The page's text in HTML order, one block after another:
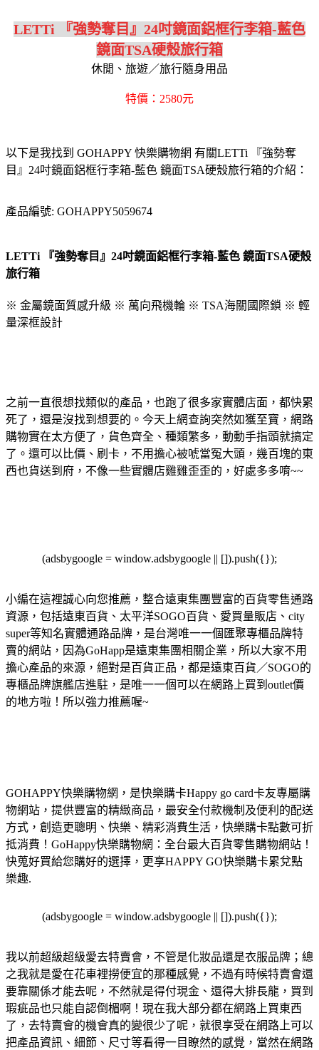
LETTi 『強勢奪目』24吋鏡面鋁框行李箱-藍色
鏡面TSA硬殼旅行箱
休閒、旅遊／旅行隨身用品
特價：2580元
以下是我找到 GOHAPPY 快樂購物網 有關LETTi 『強勢奪
目』24吋鏡面鋁框行李箱-藍色 鏡面TSA硬殼旅行箱的介紹：
產品編號: GOHAPPY5059674
LETTi 『強勢奪目』24吋鏡面鋁框行李箱-藍色 鏡面TSA硬殼
旅行箱
※ 金屬鏡面質感升級 ※ 萬向飛機輪 ※ TSA海關國際鎖 ※ 輕
量深框設計
之前一直很想找類似的產品，也跑了很多家實體店面，都快累
死了，還是沒找到想要的。今天上網查詢突然如獲至寶，網路
購物實在太方便了，貨色齊全、種類繁多，動動手指頭就搞定
了。還可以比價、刷卡，不用擔心被唬當冤大頭，幾百塊的東
西也貨送到府，不像一些實體店雞雞歪歪的，好處多多唷~~
(adsbygoogle = window.adsbygoogle || []).push({});
小編在這裡誠心向您推薦，整合遠東集團豐富的百貨零售通路
資源，包括遠東百貨、太平洋SOGO百貨、愛買量販店、city
super等知名實體通路品牌，是台灣唯一一個匯聚專櫃品牌特
賣的網站，因為GoHapp是遠東集團相關企業，所以大家不用
擔心產品的來源，絕對是百貨正品，都是遠東百貨／SOGO的
專櫃品牌旗艦店進駐，是唯一一個可以在網路上買到outlet價
的地方啦！所以強力推薦喔~
GOHAPPY快樂購物網，是快樂購卡Happy go card卡友專屬購
物網站，提供豐富的精緻商品，最安全付款機制及便利的配送
方式，創造更聰明、快樂、精彩消費生活，快樂購卡點數可折
抵消費！GoHappy快樂購物網：全台最大百貨零售購物網站！
快蒐好買給您購好的選擇，更享HAPPY GO快樂購卡累兌點
樂趣.
(adsbygoogle = window.adsbygoogle || []).push({});
我以前超級超級愛去特賣會，不管是化妝品還是衣服品牌；總
之我就是愛在花車裡撈便宜的那種感覺，不過有時候特賣會還
要靠關係才能去呢，不然就是得付現金、還得大排長龍，買到
瑕疵品也只能自認倒楣啊！現在我大部分都在網路上買東西
了，去特賣會的機會真的變很少了呢，就很享受在網路上可以
把產品資訊、細節、尺寸等看得一目瞭然的感覺，當然在網路